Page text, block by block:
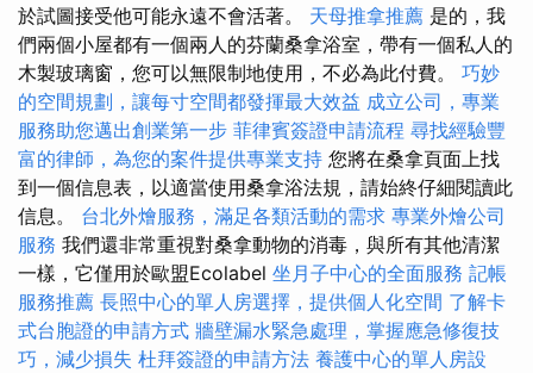
於試圖接受他可能永遠不會活著。 天母推拿推薦 是的，我
們兩個小屋都有一個兩人的芬蘭桑拿浴室，帶有一個私人的
木製玻璃窗，您可以無限制地使用，不必為此付費。 巧妙
的空間規劃，讓每寸空間都發揮最大效益 成立公司，專業
服務助您邁出創業第一步 菲律賓簽證申請流程 尋找經驗豐
富的律師，為您的案件提供專業支持 您將在桑拿頁面上找
到一個信息表，以適當使用桑拿浴法規，請始終仔細閱讀此
信息。 台北外燴服務，滿足各類活動的需求 專業外燴公司
服務 我們還非常重視對桑拿動物的消毒，與所有其他清潔
一樣，它僅用於歐盟Ecolabel 坐月子中心的全面服務 記帳
服務推薦 長照中心的單人房選擇，提供個人化空間 了解卡
式台胞證的申請方式 牆壁漏水緊急處理，掌握應急修復技
巧，減少損失 杜拜簽證的申請方法 養護中心的單人房設